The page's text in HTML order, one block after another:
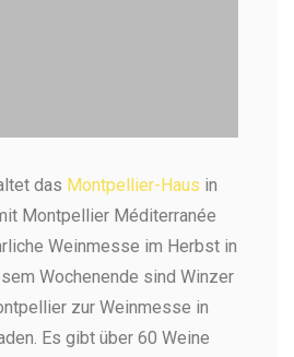
im Montpellier Haus
aus der Region Montpellier
Haus)
das Montpellier-Haus in
Montpellier Méditerranée
Weinmesse im Herbst in
Wochenende sind Winzer
zur Weinmesse in
Es gibt über 60 Weine